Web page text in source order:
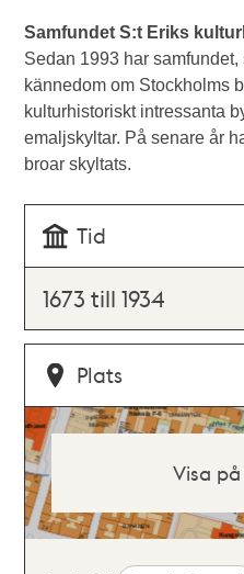
Samfundet S:t Eriks
Sedan 1993 har
kännedom om Stockholms
kulturhistoriskt intressanta
emaljskyltar. På senare år
broar skyltats.
Tid
1673 till 1934
Plats
Visa